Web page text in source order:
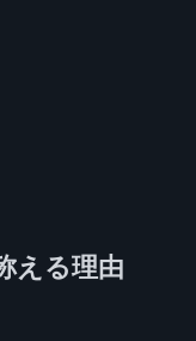
える理由